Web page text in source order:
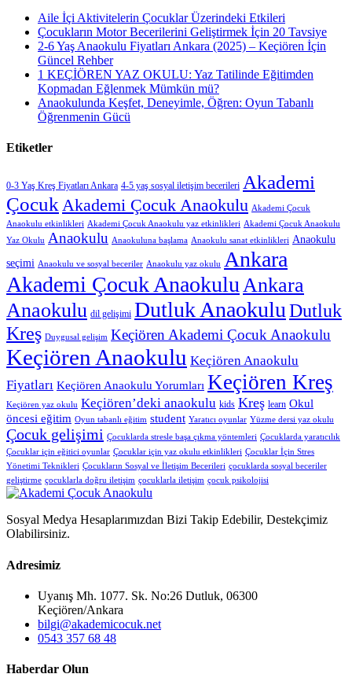
Aile İçi Aktivitelerin Çocuklar Üzerindeki Etkileri
Çocukların Motor Becerilerini Geliştirmek İçin 20 Tavsiye
2-6 Yaş Anaokulu Fiyatları Ankara (2025) – Keçiören İçin
Güncel Rehber
1 KEÇİÖREN YAZ OKULU: Yaz Tatilinde Eğitimden
Kopmadan Eğlenmek Mümkün mü?
Anaokulunda Keşfet, Deneyimle, Öğren: Oyun Tabanlı
Öğrenmenin Gücü
Etiketler
0-3 Yaş Kreş Fiyatları Ankara 4-5 yaş sosyal iletişim becerileri Akademi
ÇocukAkademi Çocuk Anaokulu Akademi Çocuk
Anaokulu etkinlikleri Akademi Çocuk Anaokulu yaz etkinlikleri Akademi Çocuk Anaokulu
Yaz Okulu Anaokulu Anaokuluna başlama Anaokulu sanat etkinlikleri Anaokulu
seçimi Anaokulu ve sosyal beceriler Anaokulu yaz okulu Ankara
Akademi Çocuk AnaokuluAnkara
Anaokulu dil gelişimi Dutluk AnaokuluDutluk
Kreş Duygusal gelişim Keçiören Akademi Çocuk Anaokulu
Keçiören Anaokulu Keçiören Anaokulu
Fiyatları Keçiören Anaokulu Yorumları Keçiören Kreş
Keçiören yaz okulu Keçiören’deki anaokulu kids Kreş learn Okul
öncesi eğitim Oyun tabanlı eğitim student Yaratıcı oyunlar Yüzme dersi yaz okulu
Çocuk gelişimi Çocuklarda stresle başa çıkma yöntemleri Çocuklarda yaratıcılık
Çocuklar için eğitici oyunlar Çocuklar için yaz okulu etkinlikleri Çocuklar İçin Stres
Yönetimi Teknikleri Çocukların Sosyal ve İletişim Becerileri çocuklarda sosyal beceriler
geliştirme çocuklarla doğru iletişim çocuklarla iletişim çocuk psikolojisi
Sosyal Medya Hesaplarımızdan Bizi Takip Edebilir, Destekçimiz
Olabilirsiniz.
Adresimiz
Uyanış Mh. 1077. Sk. No:26 Dutluk, 06300
Keçiören/Ankara
bilgi@akademicocuk.net
0543 357 68 48
Haberdar Olun